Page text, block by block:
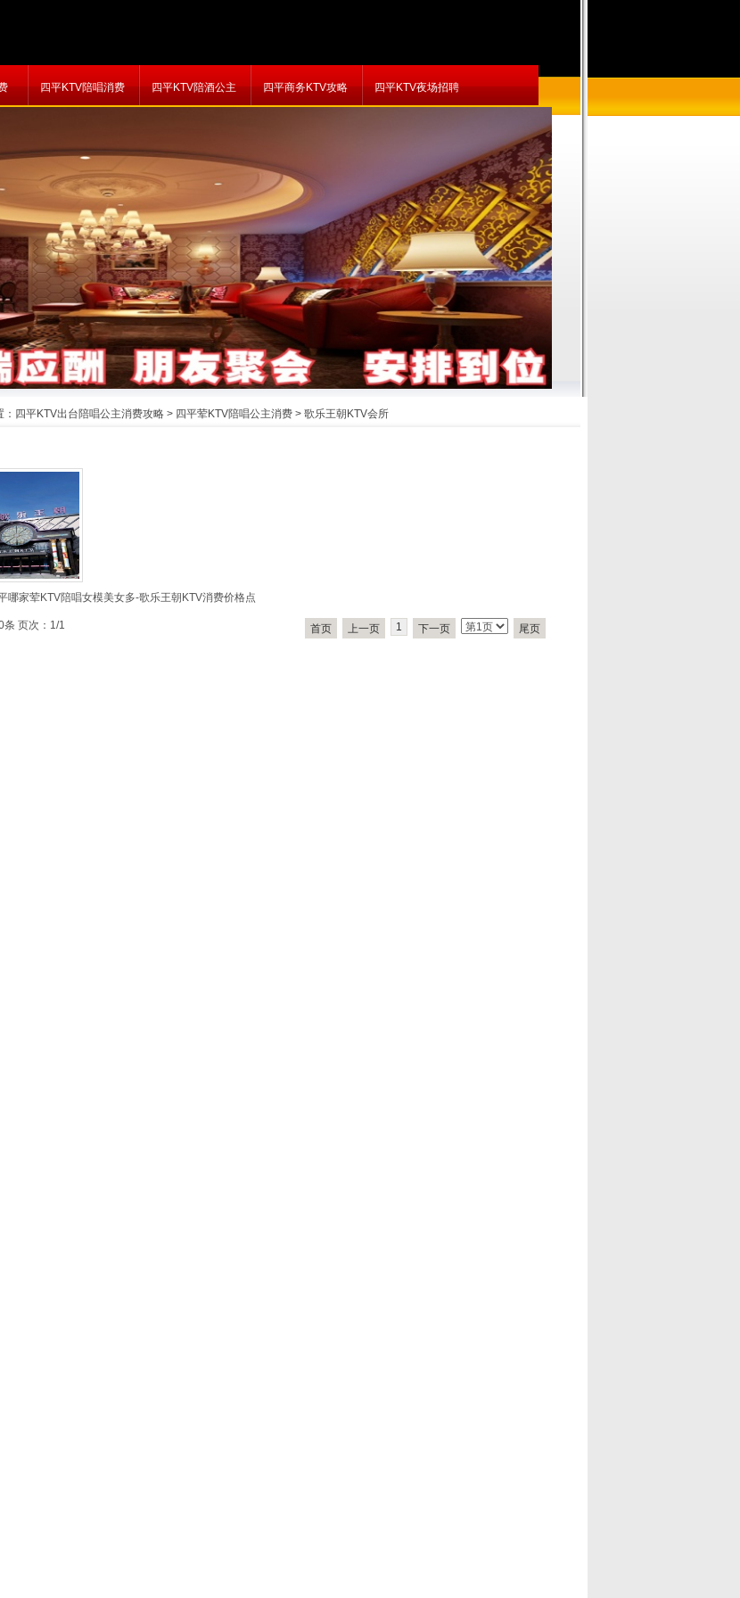
四平KTV陪唱消费 四平KTV陪酒公主 四平商务KTV攻略 四平KTV夜场招聘
四平KTV出台陪唱公主消费攻略 > 四平荤KTV陪唱公主消费 > 歌乐王朝KTV会所
哪家荤KTV陪唱女模美女多-歌乐王朝KTV消费价格点
条 页次：1/1 首页 上一页 1 下一页 尾页